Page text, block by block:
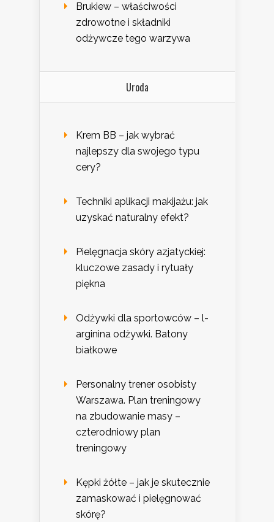
Brukiew – właściwości
zdrowotne i składniki
odżywcze tego warzywa
Uroda
Krem BB – jak wybrać
najlepszy dla swojego typu
cery?
Techniki aplikacji makijażu: jak
uzyskać naturalny efekt?
Pielęgnacja skóry azjatyckiej:
kluczowe zasady i rytuały
piękna
Odżywki dla sportowców – l-
arginina odżywki. Batony
białkowe
Personalny trener osobisty
Warszawa. Plan treningowy
na zbudowanie masy –
czterodniowy plan
treningowy
Kępki żółte – jak je skutecznie
zamaskować i pielęgnować
skórę?